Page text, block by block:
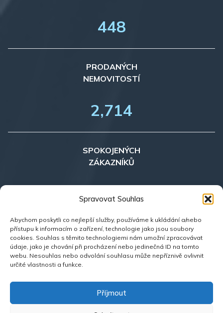
Spravovat Souhlas
Abychom poskytli co nejlepší služby, používáme k ukládání a/nebo
přístupu k informacím o zařízení, technologie jako jsou soubory
cookies. Souhlas s těmito technologiemi nám umožní zpracovávat
údaje, jako je chování při procházení nebo jedinečná ID na tomto
webu. Nesouhlas nebo odvolání souhlasu může nepříznivě ovlivnit
určité vlastnosti a funkce.
Příjmout
448
PRODANÝCH
NEMOVITOSTÍ
2,715
SPOKOJENÝCH
ZÁKAZNÍKŮ
35
NEMOVITOSTÍ
V NABÍDCE
Zásady ochrany osobních údajů